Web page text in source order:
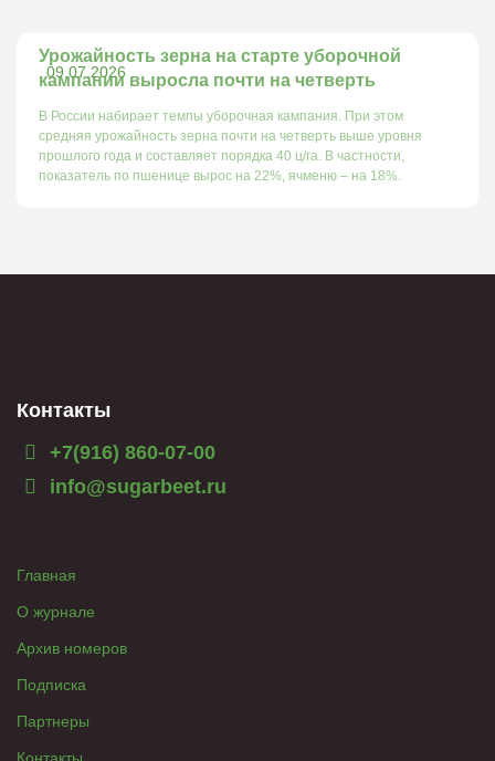
09.07.2026
Урожайность зерна на старте уборочной
кампании выросла почти на четверть
В России набирает темпы уборочная кампания. При этом
средняя урожайность зерна почти на четверть выше уровня
прошлого года и составляет порядка 40 ц/га. В частности,
показатель по пшенице вырос на 22%, ячменю – на 18%.
Контакты
+7(916) 860-07-00
info@sugarbeet.ru
Главная
О журнале
Архив номеров
Подписка
Партнеры